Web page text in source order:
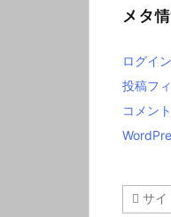
ブ
メタ
ログイン
投稿フ
コメン